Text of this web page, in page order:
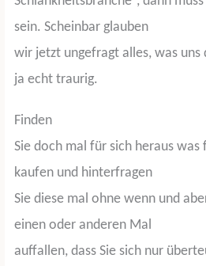
sein. Scheinbar glauben
wir jetzt ungefragt alles, was uns
ja echt traurig.
Finden
Sie doch mal für sich heraus was
kaufen und hinterfragen
Sie diese mal ohne wenn und
einen oder anderen Mal
auffallen, dass Sie sich nur